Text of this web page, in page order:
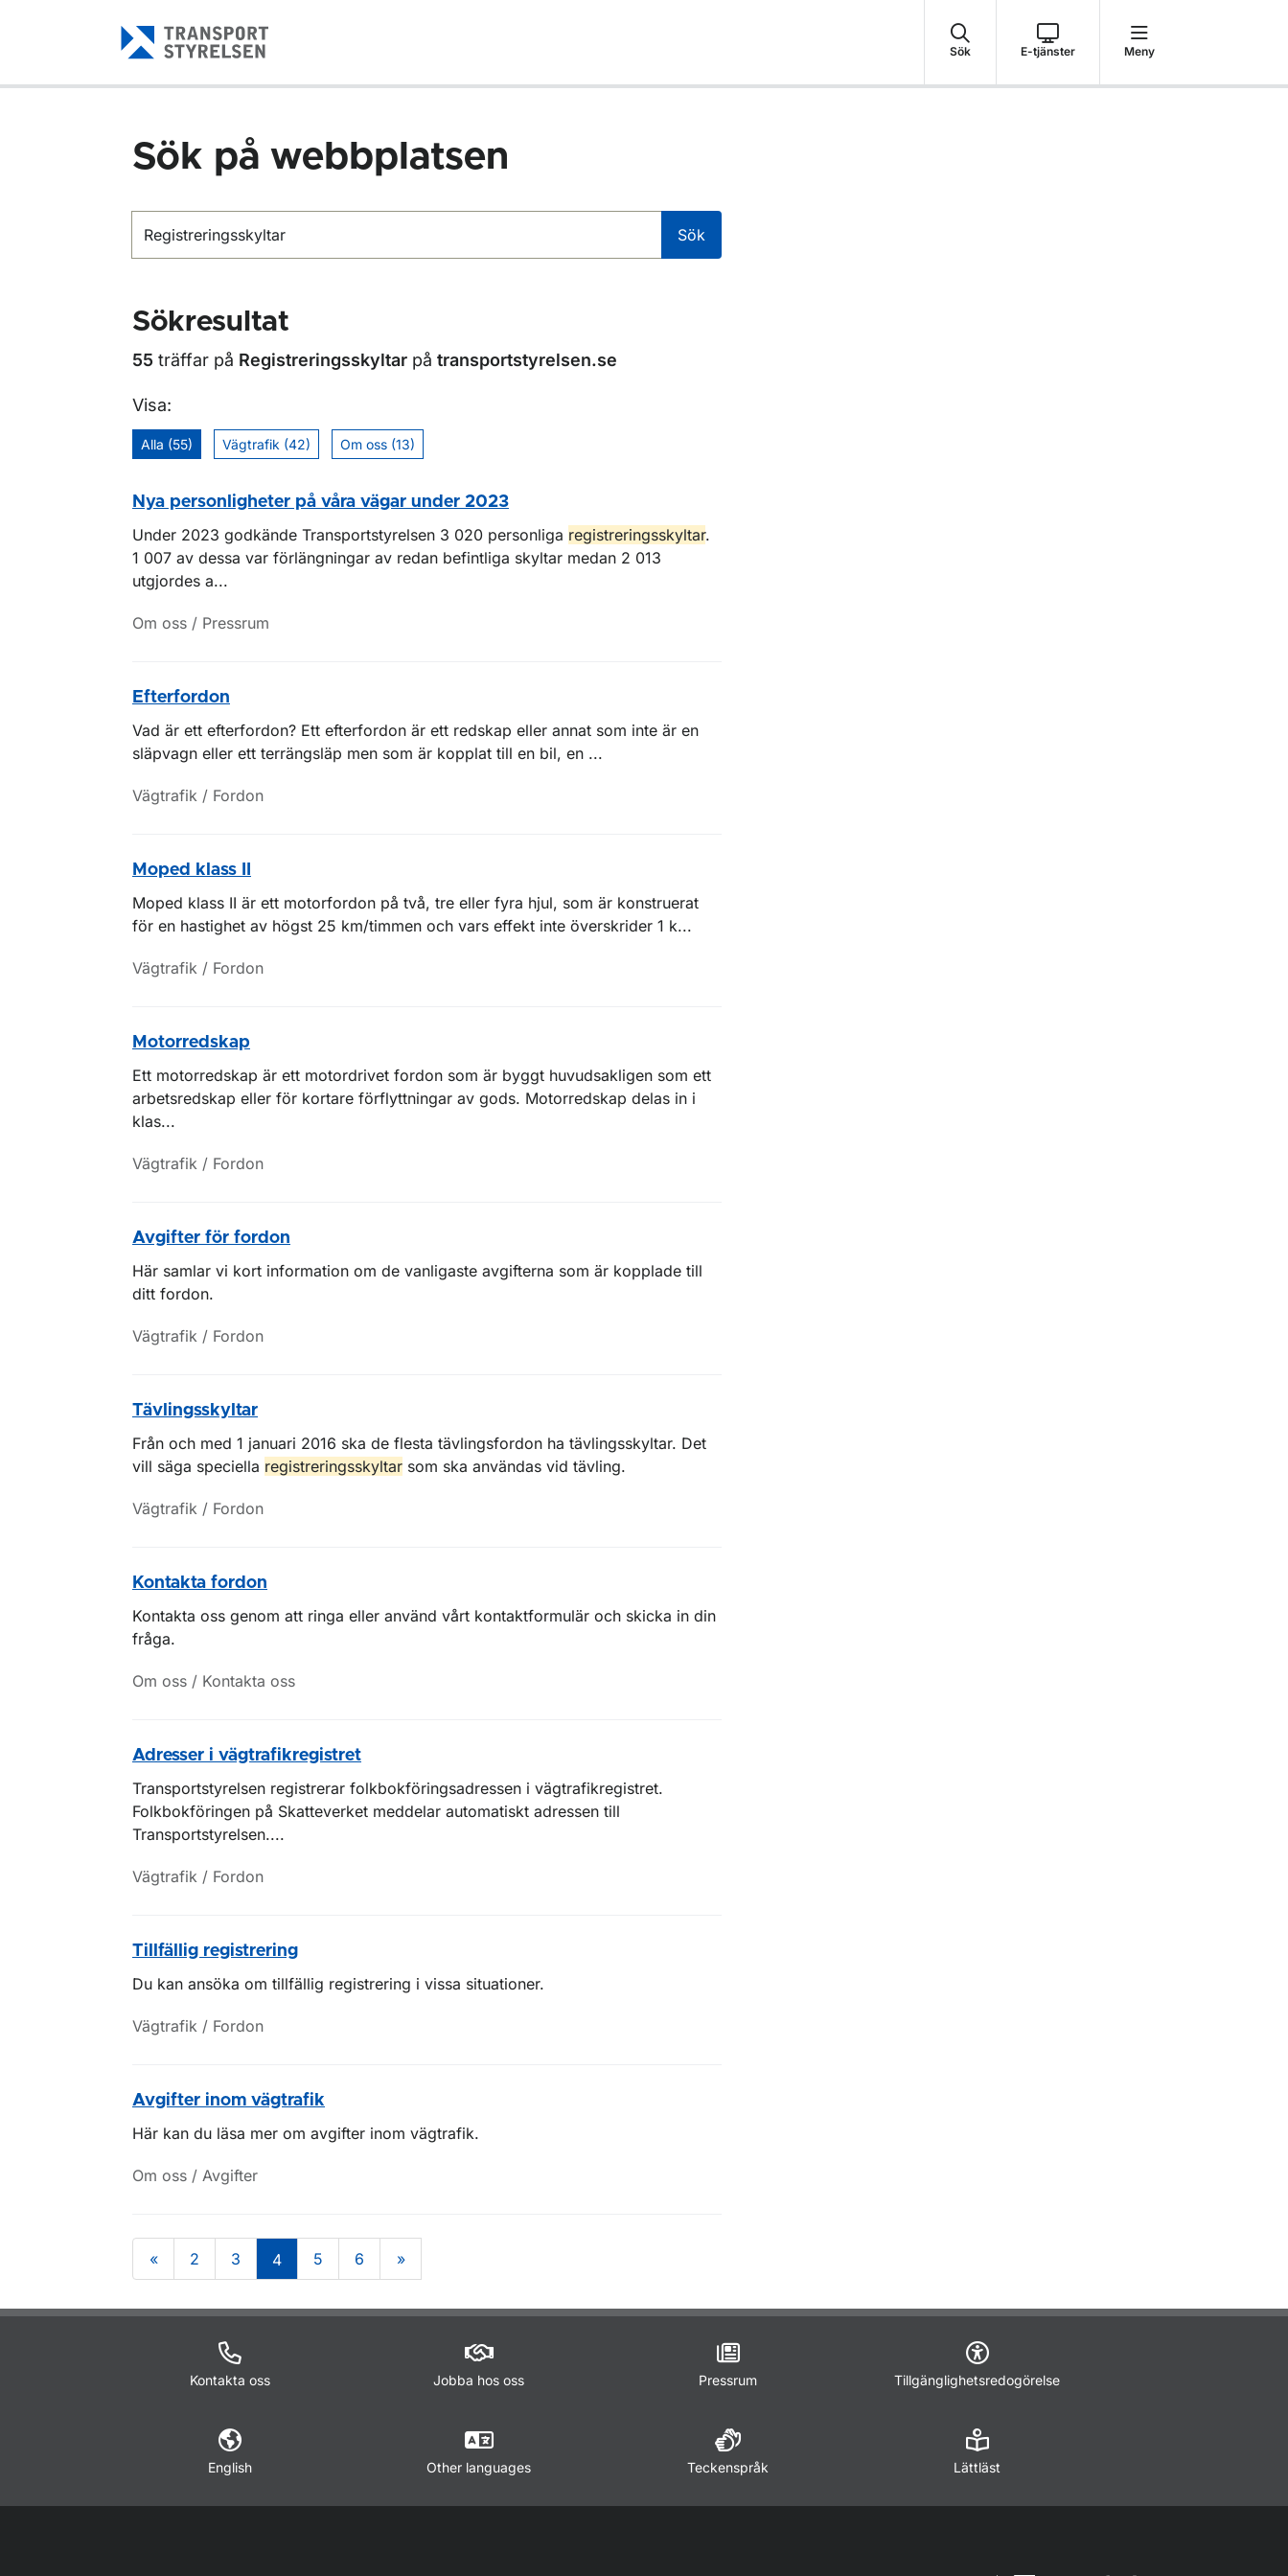
Gå till sidans innehåll
Sök E-tjänster Meny
Sök på webbplatsen
Sök
Sökresultat
55 träffar på Registreringsskyltar på transportstyrelsen.se
Visa:
Alla (55) Vägtrafik (42) Om oss (13)
Nya personligheter på våra vägar under 2023
Under 2023 godkände Transportstyrelsen 3 020 personliga registreringsskyltar.
1 007 av dessa var förlängningar av redan befintliga skyltar medan 2 013
utgjordes a...
Om oss / Pressrum
Efterfordon
Vad är ett efterfordon? Ett efterfordon är ett redskap eller annat som inte är en
släpvagn eller ett terrängsläp men som är kopplat till en bil, en ...
Vägtrafik / Fordon
Moped klass II
Moped klass II är ett motorfordon på två, tre eller fyra hjul, som är konstruerat
för en hastighet av högst 25 km/timmen och vars effekt inte överskrider 1 k...
Vägtrafik / Fordon
Motorredskap
Ett motorredskap är ett motordrivet fordon som är byggt huvudsakligen som ett
arbetsredskap eller för kortare förflyttningar av gods. Motorredskap delas in i
klas...
Vägtrafik / Fordon
Avgifter för fordon
Här samlar vi kort information om de vanligaste avgifterna som är kopplade till
ditt fordon.
Vägtrafik / Fordon
Tävlingsskyltar
Från och med 1 januari 2016 ska de flesta tävlingsfordon ha tävlingsskyltar. Det
vill säga speciella registreringsskyltar som ska användas vid tävling.
Vägtrafik / Fordon
Kontakta fordon
Kontakta oss genom att ringa eller använd vårt kontaktformulär och skicka in din
fråga.
Om oss / Kontakta oss
Adresser i vägtrafikregistret
Transportstyrelsen registrerar folkbokföringsadressen i vägtrafikregistret.
Folkbokföringen på Skatteverket meddelar automatiskt adressen till
Transportstyrelsen....
Vägtrafik / Fordon
Tillfällig registrering
Du kan ansöka om tillfällig registrering i vissa situationer.
Vägtrafik / Fordon
Avgifter inom vägtrafik
Här kan du läsa mer om avgifter inom vägtrafik.
Om oss / Avgifter
« 2 3 4 5 6 »
Om sidan
Kontakta oss Jobba hos oss Pressrum Tillgänglighetsredogörelse
English Other languages Teckenspråk Lättläst